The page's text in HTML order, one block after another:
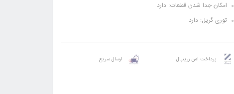
امکان جدا شدن قطعات: دارد
توری گریل: دارد
پرداخت امن زرینپال ارسال سریع